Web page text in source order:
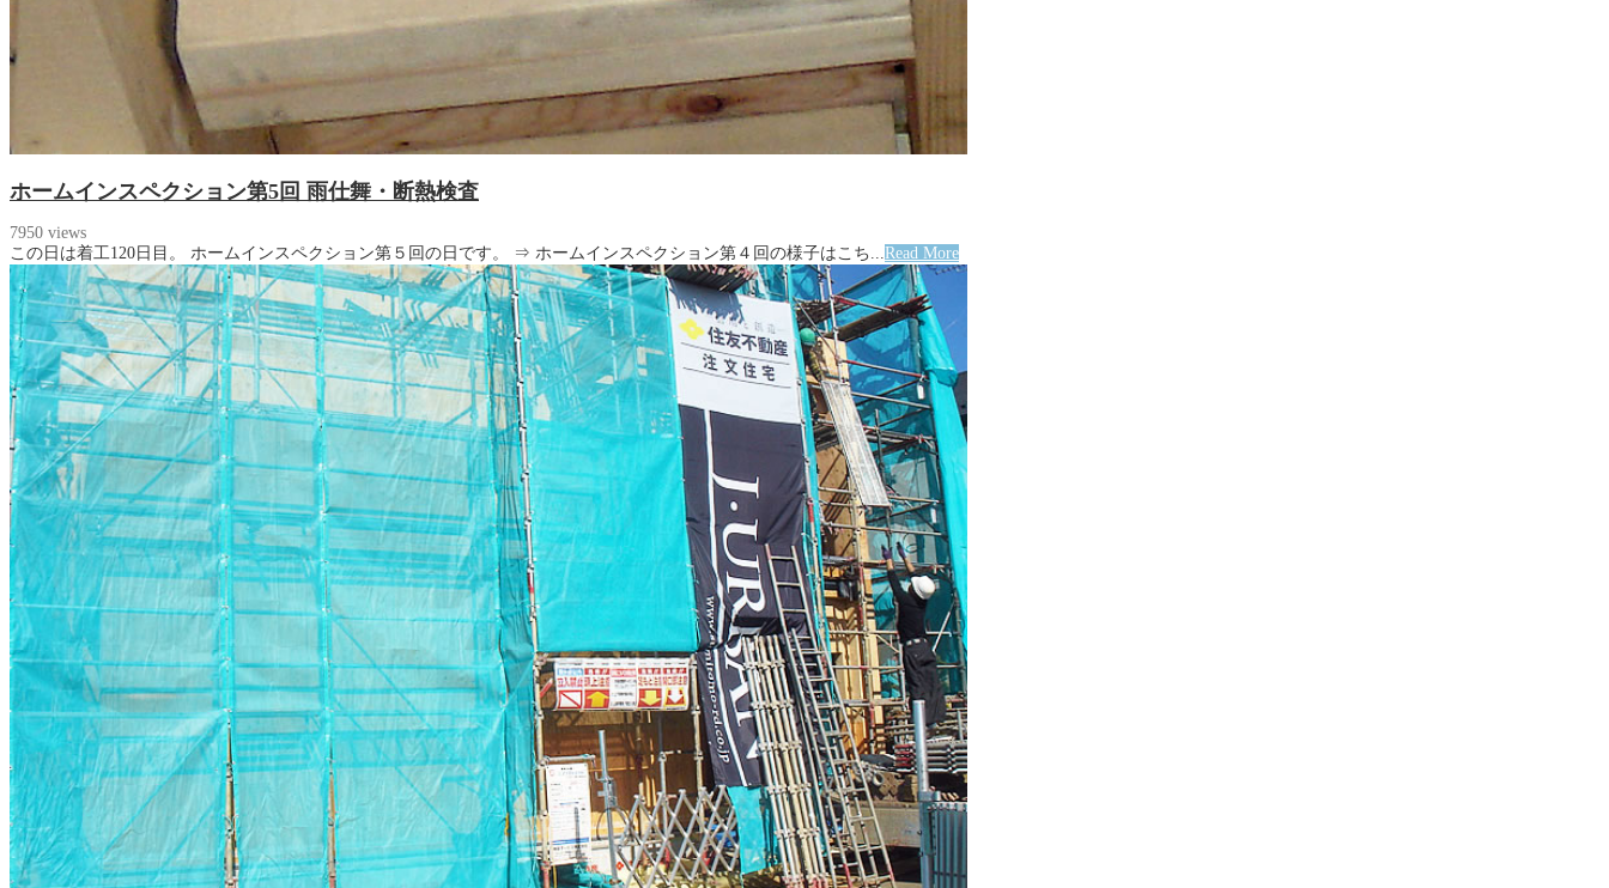
ホームインスペクション第5回 雨仕舞・断熱検査
7950 views
この日は着工120日目。 ホームインスペクション第５回の日です。 ⇒ ホームインスペクション第４回の様子はこち... Read More